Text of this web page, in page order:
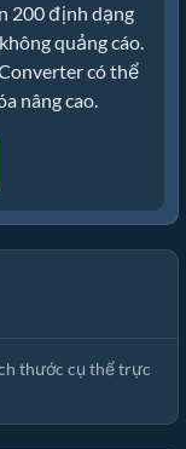
200 định dạng
quảng cáo.
có thể
nâng cao.
Trực Tuyến Miễn
thước cụ thể trực